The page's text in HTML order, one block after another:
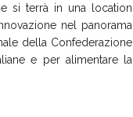
si terrà in una location
nel panorama
della Confederazione
e per alimentare la